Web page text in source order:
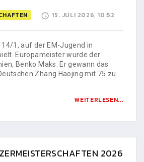
15. JULI 2026, 10:52
14/1, auf der EM-Jugend in
Europameister wurde der
Benko Maks. Er gewann das
Zhang Haojing mit 75 zu
WEITERLESEN...
2026